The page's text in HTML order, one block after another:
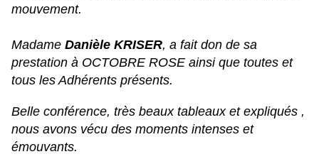
mouvement.
Madame Danièle KRISER, a fait don de sa
prestation à OCTOBRE ROSE ainsi que toutes et
tous les Adhérents présents.
Belle conférence, très beaux tableaux et expliqués ,
nous avons vécu des moments intenses et
émouvants.